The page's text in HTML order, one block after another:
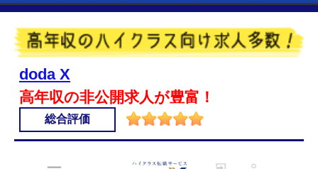
doda X
高年収の非公開求人が豊富！
総合評価